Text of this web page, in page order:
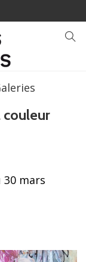
couleur
30 mars